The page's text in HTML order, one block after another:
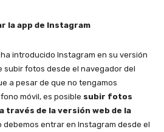
la app de Instagram
introducido Instagram en su versión
subir fotos desde el navegador del
a pesar de que no tengamos
móvil, es posible subir fotos
través de la versión web de la
debemos entrar en Instagram desde el